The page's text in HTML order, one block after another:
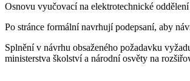
Osnovu vyučovací na elektrotechnické
Po stránce formální navrhují podepsaní, aby
Splnění v návrhu obsaženého požadavku
ministerstva školství a národní osvěty na